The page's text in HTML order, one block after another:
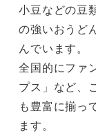
小豆などの豆
の強いおうど
んでいます。
全国的にファ
プス」など、
も豊富に揃っ
ます。